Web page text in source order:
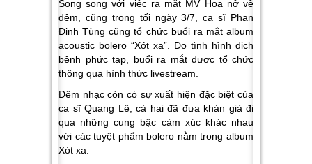
Song song với việc ra mắt MV Hoa nở về
đêm, cũng trong tối ngày 3/7, ca sĩ Phan
Đinh Tùng cũng tổ chức buổi ra mắt album
acoustic bolero “Xót xa”. Do tình hình dịch
bệnh phức tạp, buổi ra mắt được tổ chức
thông qua hình thức livestream.
Đêm nhạc còn có sự xuất hiện đặc biệt của
ca sĩ Quang Lê, cả hai đã đưa khán giả đi
qua những cung bậc cảm xúc khác nhau
với các tuyệt phẩm bolero nằm trong album
Xót xa.